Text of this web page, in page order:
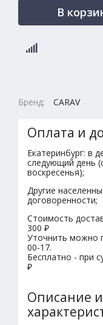
В
Бренд: CARAV
Оплата и
Екатеринбург: в
следующий день
воскресенья);
Другие
договоренности;
Стоимость
300 ₽
Уточнить можно
00-17.
Бесплатно - при
₽
Описание и